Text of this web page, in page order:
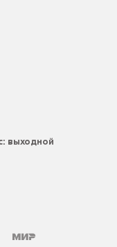
выходной